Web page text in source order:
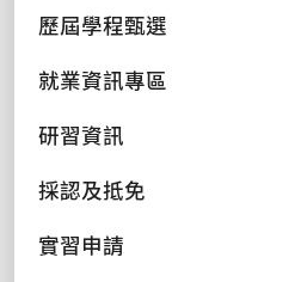
歷屆學程甄選
就業資訊專區
研習資訊
採認及抵免
實習申請